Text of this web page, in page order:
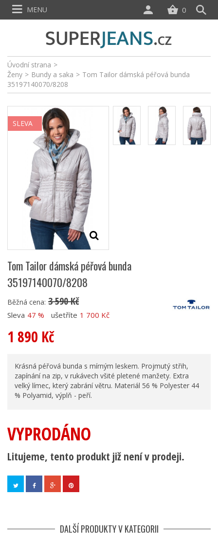
Úvodní strana >
Ženy > Bundy a saka > Tom Tailor dámská péřová bunda
35197140070/8208
SLEVA
Tom Tailor dámská péřová bunda
35197140070/8208
Běžná cena: 3 590 Kč
Sleva 47 % ušetříte 1 700 Kč
1 890 Kč
Krásná péřová bunda s mírným leskem. Projmutý střih,
zapínání na zip, v rukávech všité pletené manžety. Extra
velký límec, který zabrání větru. Materiál 56 % Polyester 44
% Polyamid, výplň - peří.
VYPRODÁNO
Litujeme, tento produkt již není v prodeji.
DALŠÍ PRODUKTY V KATEGORII
0
MENU